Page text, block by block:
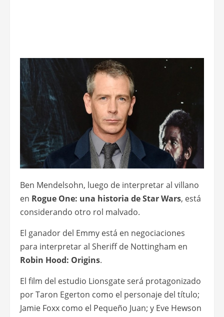
Ben Mendelsohn, luego de interpretar al villano
en Rogue One: una historia de Star Wars, está
considerando otro rol malvado.
El ganador del Emmy está en negociaciones
para interpretar al Sheriff de Nottingham en
Robin Hood: Origins.
El film del estudio Lionsgate será protagonizado
por Taron Egerton como el personaje del título;
Jamie Foxx como el Pequeño Juan; y Eve Hewson